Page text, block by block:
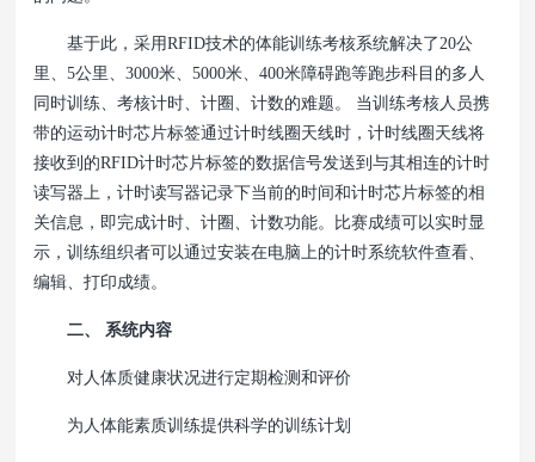
基于此，采用RFID技术的体能训练考核系统解决了20公
里、5公里、3000米、5000米、400米障碍跑等跑步科目的多人
同时训练、考核计时、计圈、计数的难题。 当训练考核人员携
带的运动计时芯片标签通过计时线圈天线时，计时线圈天线将
接收到的RFID计时芯片标签的数据信号发送到与其相连的计时
读写器上，计时读写器记录下当前的时间和计时芯片标签的相
关信息，即完成计时、计圈、计数功能。比赛成绩可以实时显
示，训练组织者可以通过安装在电脑上的计时系统软件查看、
编辑、打印成绩。
二、 系统内容
对人体质健康状况进行定期检测和评价
为人体能素质训练提供科学的训练计划